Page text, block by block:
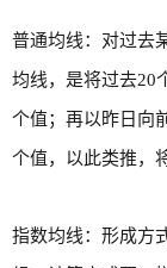
普通均线：对过去
均线，是将过去20
个值；再以昨日向
个值，以此类推，
指数均线：形成方